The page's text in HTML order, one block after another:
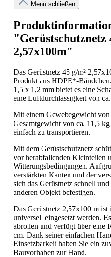
Menü schließen
"Gerüstschutznetz
2,57x100m"
Das Gerüstnetz 45 g/m²
Produkt aus HDPE*-
1,5 x 1,2 mm bietet es eine
eine Luftdurchlässigkeit von
Mit einem Gewebegewicht von
Gesamtgewicht von ca. 11,5
einfach zu transportieren.
Mit dem Gerüstschutznetz
vor herabfallenden Kleinteilen
Witterungsbedingungen.
verstärkten Kanten und der
sich das Gerüstnetz schnell
anderen Objekt befestigen.
Das Gerüstnetz 2,57x100 m
universell eingesetzt werden.
abrollen und verfügt über eine
cm. Dank seiner einfachen
Einsetzbarkeit haben Sie ein
Bauvorhaben zur Hand.